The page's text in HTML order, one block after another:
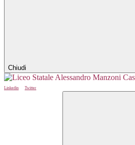
Chiudi
Linkedin
Twitter